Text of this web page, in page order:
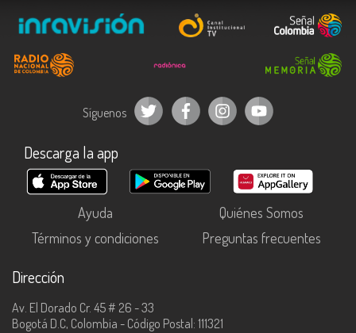
Síguenos
Descarga la app
Ayuda
Quiénes Somos
Términos y condiciones
Preguntas frecuentes
Dirección
Av. El Dorado Cr. 45 # 26 - 33
Bogotá D.C, Colombia - Código Postal: 111321